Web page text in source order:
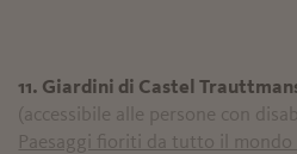
11. Giardini di Castel
(accessibile alle persone con
Paesaggi fioriti da tutto il